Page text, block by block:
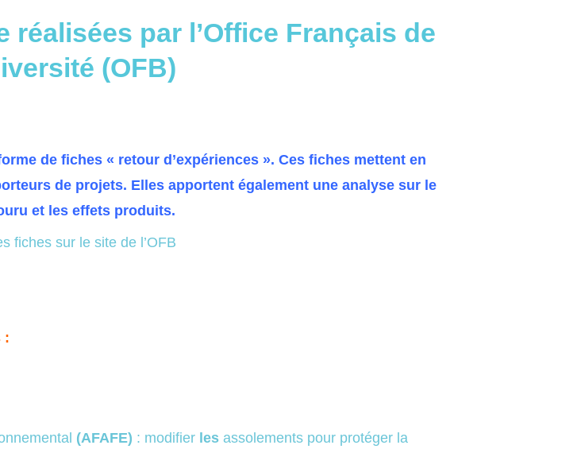
réalisées par l’Office Français de
(OFB)
de fiches « retour d’expériences ». Ces fiches mettent en
de projets. Elles apportent également une analyse sur le
et les effets produits.
fiches sur le site de l’OFB
:
(AFAFE) : modifier les assolements pour protéger a